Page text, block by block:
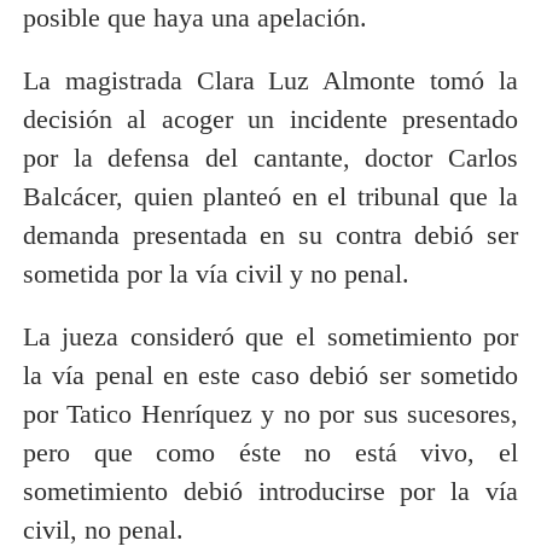
posible que haya una apelación.
La magistrada Clara Luz Almonte tomó la
decisión al acoger un incidente presentado
por la defensa del cantante, doctor Carlos
Balcácer, quien planteó en el tribunal que la
demanda presentada en su contra debió ser
sometida por la vía civil y no penal.
La jueza consideró que el sometimiento por
la vía penal en este caso debió ser sometido
por Tatico Henríquez y no por sus sucesores,
pero que como éste no está vivo, el
sometimiento debió introducirse por la vía
civil, no penal.